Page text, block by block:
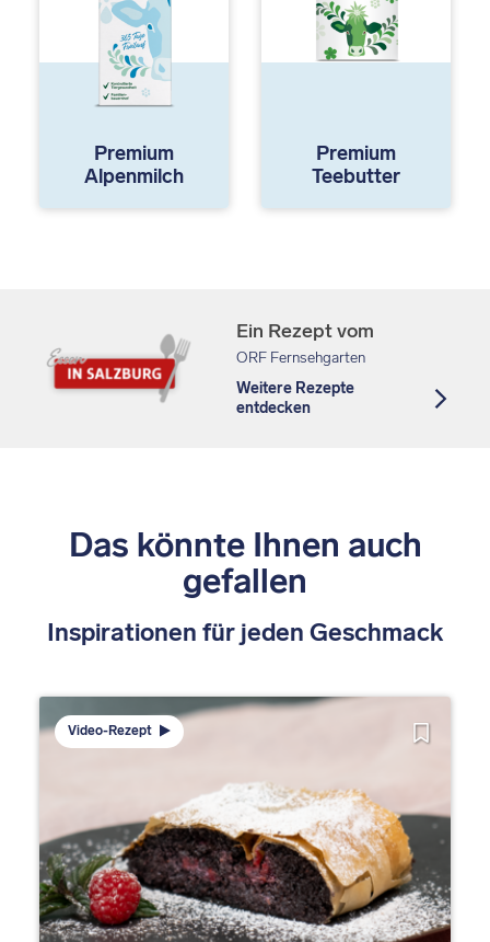
Premium
Alpenmilch
Premium
Teebutter
Ein Rezept vom
ORF Fernsehgarten
Weitere Rezepte
entdecken
Das könnte Ihnen auch
gefallen
Inspirationen für jeden Geschmack
Video-Rezept